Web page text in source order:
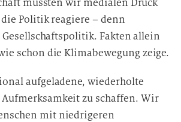
müssten wir medialen Druck
Politik reagiere – denn
Fakten allein
schon die Klimabewegung zeige.
aufgeladene, wiederholte
zu schaffen. Wir
mit niedrigeren